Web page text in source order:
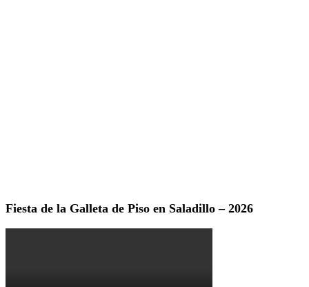
Fiesta de la Galleta de Piso en Saladillo – 2026